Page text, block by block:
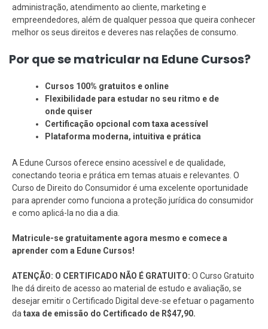
administração, atendimento ao cliente, marketing e
empreendedores, além de qualquer pessoa que queira conhecer
melhor os seus direitos e deveres nas relações de consumo.
Por que se matricular na Edune Cursos?
Cursos 100% gratuitos e online
Flexibilidade para estudar no seu ritmo e de
onde quiser
Certificação opcional com taxa acessível
Plataforma moderna, intuitiva e prática
A Edune Cursos oferece ensino acessível e de qualidade,
conectando teoria e prática em temas atuais e relevantes. O
Curso de Direito do Consumidor é uma excelente oportunidade
para aprender como funciona a proteção jurídica do consumidor
e como aplicá-la no dia a dia.
Matricule-se gratuitamente agora mesmo e comece a
aprender com a Edune Cursos!
ATENÇÃO: O CERTIFICADO NÃO É GRATUITO: O Curso Gratuito
lhe dá direito de acesso ao material de estudo e avaliação, se
desejar emitir o Certificado Digital deve-se efetuar o pagamento
da taxa de emissão do Certificado de R$47,90.